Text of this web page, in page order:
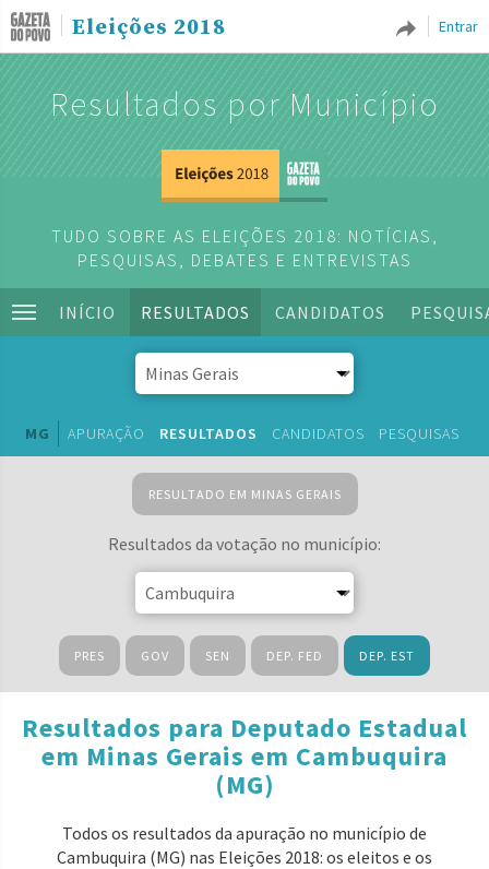
Entrar
Eleições 2018
Resultados por Município
TUDO SOBRE AS ELEIÇÕES 2018: NOTÍCIAS,
PESQUISAS, DEBATES E ENTREVISTAS
INÍCIO RESULTADOS CANDIDATOS
MG APURAÇÃO RESULTADOS CANDIDATOS PESQUISAS
RESULTADO EM MINAS GERAIS
Resultados da votação no município:
PRES GOV SEN DEP. FED DEP. EST
Resultados para Deputado Estadual
em Minas Gerais em Cambuquira
(MG)
Todos os resultados da apuração no município de
Cambuquira (MG) nas Eleições 2018: os eleitos e os